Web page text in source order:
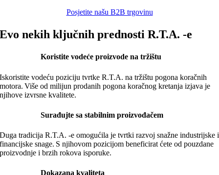
Posjetite našu B2B trgovinu
Evo nekih ključnih prednosti R.T.A. -e
Koristite vodeće proizvode na tržištu
Iskoristite vodeću poziciju tvrtke R.T.A. na tržištu pogona koračnih
motora. Više od milijun prodanih pogona koračnog kretanja izjava je
njihove izvrsne kvalitete.
Surađujte sa stabilnim proizvođačem
Duga tradicija R.T.A. -e omogućila je tvrtki razvoj snažne industrijske i
financijske snage. S njihovom pozicijombeneficirat ćeteod pouzdane
proizvodnje i brzih rokova isporuke.
Dokazana kvaliteta